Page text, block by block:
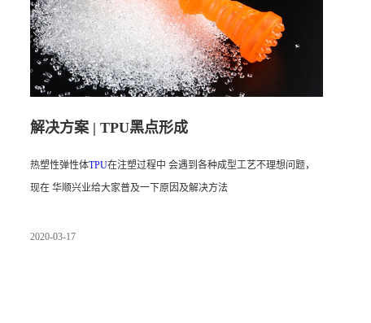
解决方案 | TPU黑点形成
热塑性弹性体TPU在注塑过程中 会遇到各种成型工艺不理想问题，
现在 华顺兴业给大家普及一下原因及解决方法
2020-03-17